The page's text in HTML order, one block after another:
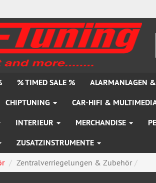
% TIMED SALE % ALARMANLAGEN
CHIPTUNING CAR-HIFI &
INTERIEUR MERCHANDISE
ZUSATZINSTRUMENTE
Zentralverriegelungen & Zubehör